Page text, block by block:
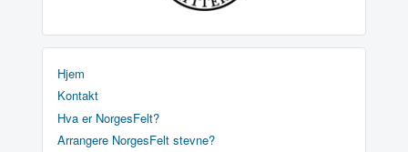
Hjem
Kontakt
Hva er NorgesFelt?
Arrangere NorgesFelt stevne?